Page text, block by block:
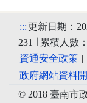
:::更新日期：
231 ∣ 累積人數
資通安全政策 |
政府網站資料
© 2018 臺南市